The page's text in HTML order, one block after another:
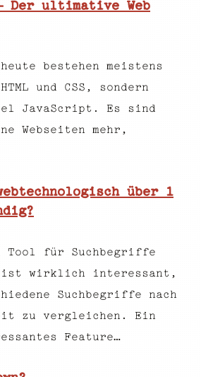
Der ultimative Web
bestehen meistens
und CSS, sondern
JavaScript. Es sind
Webseiten mehr,
über 1
Tool für Suchbegriffe
ist wirklich interessant,
Suchbegriffe nach
zu vergleichen. Ein
Feature…